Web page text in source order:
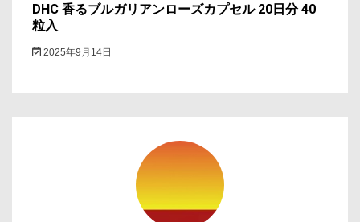
DHC 香るブルガリアンローズカプセル 20日分 40
粒入
2025年9月14日